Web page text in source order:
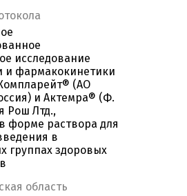
исследование
и фармакокинетики
(АО
и Актемра® (Ф.
Рош Лтд.,
форме раствора для
в
группах здоровых
область